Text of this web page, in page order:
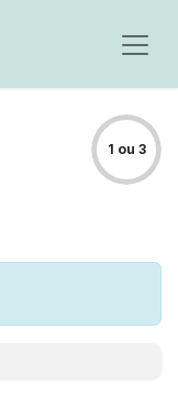
1 ou 3